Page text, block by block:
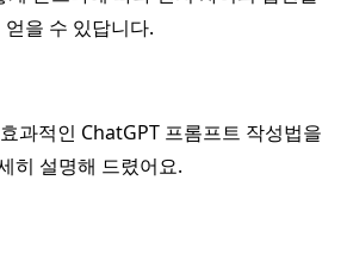
얻을 수 있답니다.
과적인 ChatGPT 프롬프트 작성법을
히 설명해 드렸어요.